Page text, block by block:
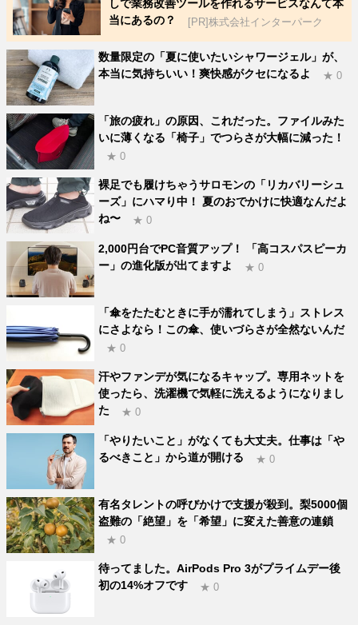
しで業務改善ツールを作れるサービスなんて本
当にあるの？
[PR]株式会社インターパーク
数量限定の「夏に使いたいシャワージェル」が、
本当に気持ちいい！爽快感がクセになるよ
★ 0
「旅の疲れ」の原因、これだった。ファイルみた
いに薄くなる「椅子」でつらさが大幅に減った！
★ 0
裸足でも履けちゃうサロモンの「リカバリーシュ
ーズ」にハマり中！ 夏のおでかけに快適なんだよ
ね〜
★ 0
2,000円台でPC音質アップ！ 「高コスパスピーカ
ー」の進化版が出てますよ
★ 0
「傘をたたむときに手が濡れてしまう」ストレス
にさよなら！この傘、使いづらさが全然ないんだ
★ 0
汗やファンデが気になるキャップ。専用ネットを
使ったら、洗濯機で気軽に洗えるようになりまし
た
★ 0
「やりたいこと」がなくても大丈夫。仕事は「や
るべきこと」から道が開ける
★ 0
有名タレントの呼びかけで支援が殺到。梨5000個
盗難の「絶望」を「希望」に変えた善意の連鎖
★ 0
待ってました。AirPods Pro 3がプライムデー後
初の14%オフです
★ 0